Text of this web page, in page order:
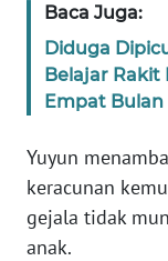
Baca Juga:
Diduga
Belajar Rakit
Empat Bulan
Yuyun
keracunan
gejala tidak
anak.
WN
BANTEN
KEPRI